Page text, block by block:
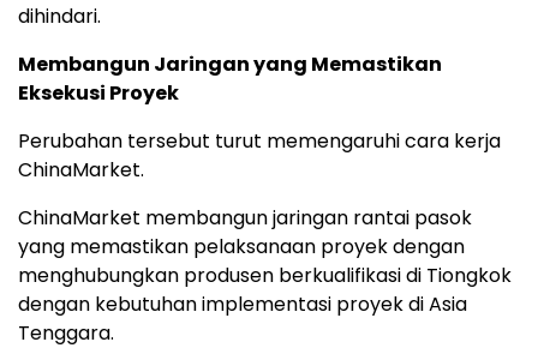
dihindari.
Membangun Jaringan yang Memastikan
Eksekusi Proyek
Perubahan tersebut turut memengaruhi cara kerja
ChinaMarket.
ChinaMarket membangun jaringan rantai pasok
yang memastikan pelaksanaan proyek dengan
menghubungkan produsen berkualifikasi di Tiongkok
dengan kebutuhan implementasi proyek di Asia
Tenggara.